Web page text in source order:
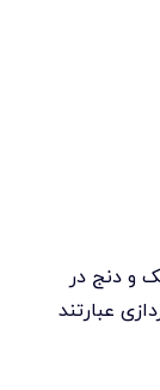
و دنج در
عبارتند